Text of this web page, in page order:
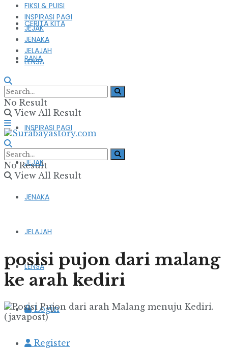
CERITA KITA
RANA
FIKSI & PUISI
INSPIRASI PAGI
JEJAK
JENAKA
JELAJAH
LENSA
Login
Register
FIKSI & PUISI
INSPIRASI PAGI
JEJAK
JENAKA
JELAJAH
LENSA
No Result
View All Result
No Result
View All Result
posisi pujon dari malang
ke arah kediri